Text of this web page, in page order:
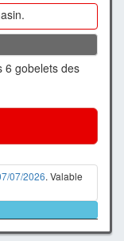
6 gobelets des
07/2026. Valable